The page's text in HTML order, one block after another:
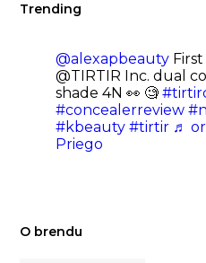
Trending
@alexapbeauty
@TIRTIR Inc. dual
shade 4N 👀 🧐
#concealerreview
#kbeauty #tirtir ♬
Priego
O brendu